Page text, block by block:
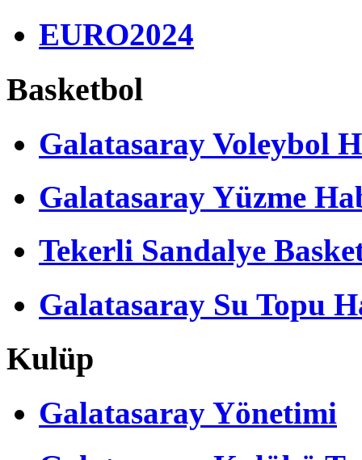
EURO2024
Basketbol
Galatasaray Voleybol
Galatasaray Yüzme
Tekerli Sandalye
Galatasaray Su Topu
Kulüp
Galatasaray Yönetimi